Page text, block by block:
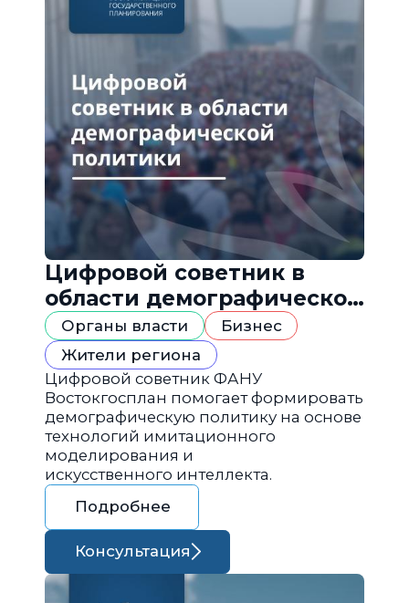
Цифровой советник в
области демографической
политики
Органы власти
Бизнес
Жители региона
Цифровой советник ФАНУ
Востокгосплан помогает формировать
демографическую политику на основе
технологий имитационного
моделирования и
искусственного интеллекта.
Подробнее
Консультация